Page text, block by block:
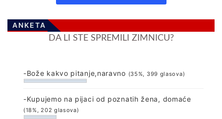
ANKETA
DA LI STE SPREMILI ZIMNICU?
-Bože kakvo pitanje,naravno (35%, 399 glasova)
-Kupujemo na pijaci od poznatih žena, domaće
(18%, 202 glasova)